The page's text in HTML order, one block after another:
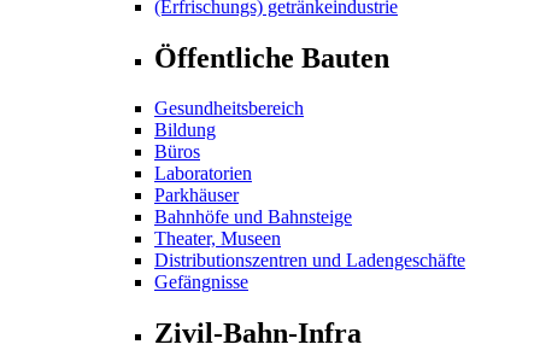
(Erfrischungs) getränkeindustrie
Öffentliche Bauten
Gesundheitsbereich
Bildung
Büros
Laboratorien
Parkhäuser
Bahnhöfe und Bahnsteige
Theater, Museen
Distributionszentren und Ladengeschäfte
Gefängnisse
Zivil-Bahn-Infra